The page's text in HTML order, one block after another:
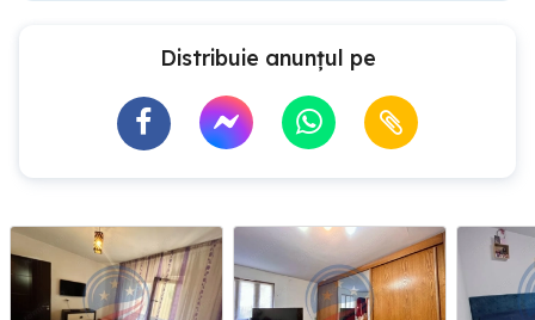
Distribuie anunțul pe